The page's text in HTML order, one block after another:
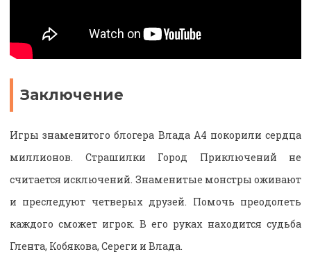
Заключение
Игры знаменитого блогера Влада А4 покорили сердца
миллионов. Страшилки Город Приключений не
считается исключений. Знаменитые монстры оживают
и преследуют четверых друзей. Помочь преодолеть
каждого сможет игрок. В его руках находится судьба
Глента, Кобякова, Сереги и Влада.